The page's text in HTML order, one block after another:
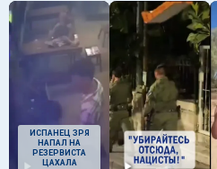
ИСПАНЕЦ ЗРЯ
НАПАЛ НА
РЕЗЕРВИСТА
ЦАХАЛА